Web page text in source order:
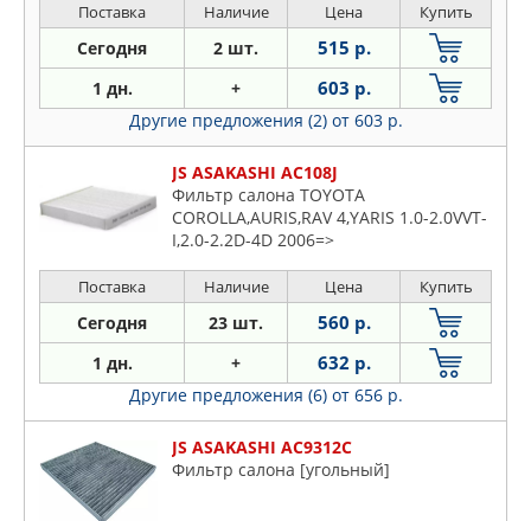
Infiniti
Jaguar
KIA
Land Rover
Mazda
Mitsubishi
Nissan
Opel
Peugeot
Renault
Saab
Seat
Поставка Наличие Цена Купить
Сегодня 2 шт. 515 р.
1 дн. + 603 р.
Другие предложения (2) от 603 р.
JS ASAKASHI AC108J
Фильтр салона TOYOTA
COROLLA,AURIS,RAV 4,YARIS 1.0-2.0VVT-
I,2.0-2.2D-4D 2006=>
Поставка Наличие Цена Купить
Сегодня 23 шт. 560 р.
1 дн. + 632 р.
Другие предложения (6) от 656 р.
JS ASAKASHI AC9312C
Фильтр салона [угольный]